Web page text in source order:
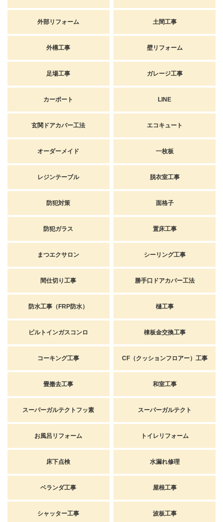
外部リフォーム 土間工事
外構工事 壁リフォーム
足場工事 ガレージ工事
カーポート LINE
玄関ドアカバー工法 エコキュート
オーダーメイド 一枚板
レジンテーブル 脱衣室工事
防犯対策 面格子
防犯ガラス 置床工事
まつエクサロン シーリング工事
間仕切り工事 勝手口ドアカバー工法
防水工事（FRP防水） 樋工事
ビルトインガスコンロ 棟板金交換工事
コーキング工事 CF（クッションフロアー）工事
畳撤去工事 和室工事
スーパーガルテクトフッ素 スーパーガルテクト
お風呂リフォーム トイレリフォーム
床下点検 水漏れ修理
ベランダ工事 屋根工事
シャッター工事 波板工事